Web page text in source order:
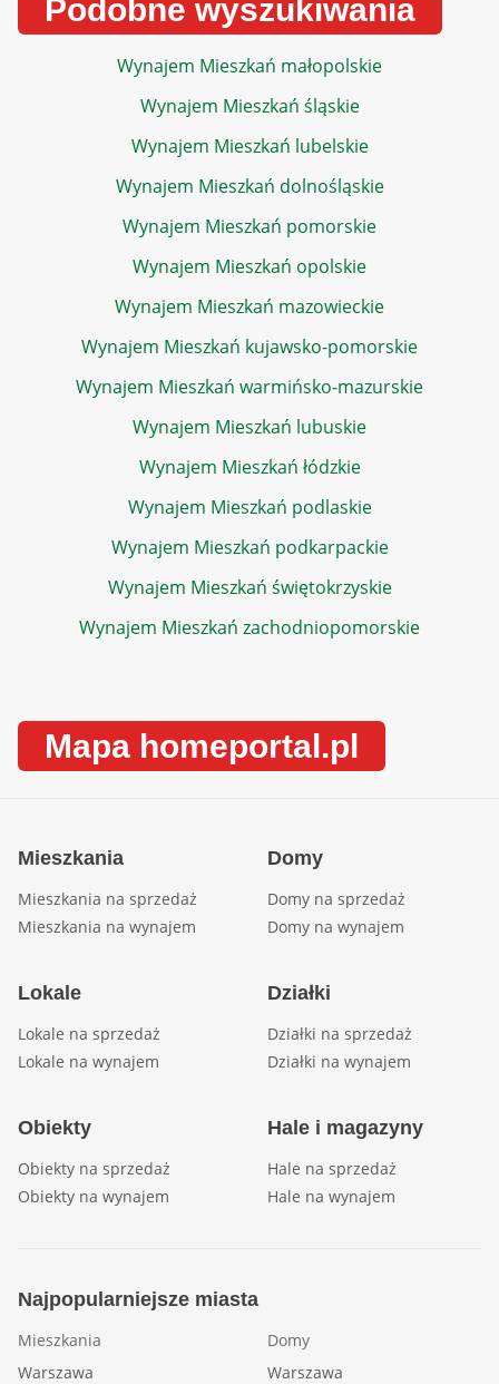
Podobne wyszukiwania
Wynajem Mieszkań małopolskie
Wynajem Mieszkań śląskie
Wynajem Mieszkań lubelskie
Wynajem Mieszkań dolnośląskie
Wynajem Mieszkań pomorskie
Wynajem Mieszkań opolskie
Wynajem Mieszkań mazowieckie
Wynajem Mieszkań kujawsko-pomorskie
Wynajem Mieszkań warmińsko-mazurskie
Wynajem Mieszkań lubuskie
Wynajem Mieszkań łódzkie
Wynajem Mieszkań podlaskie
Wynajem Mieszkań podkarpackie
Wynajem Mieszkań świętokrzyskie
Wynajem Mieszkań zachodniopomorskie
Mapa homeportal.pl
Mieszkania
Mieszkania na sprzedaż
Mieszkania na wynajem
Domy
Domy na sprzedaż
Domy na wynajem
Lokale
Lokale na sprzedaż
Lokale na wynajem
Działki
Działki na sprzedaż
Działki na wynajem
Obiekty
Obiekty na sprzedaż
Obiekty na wynajem
Hale i magazyny
Hale na sprzedaż
Hale na wynajem
Najpopularniejsze miasta
Mieszkania
Warszawa
Domy
Warszawa